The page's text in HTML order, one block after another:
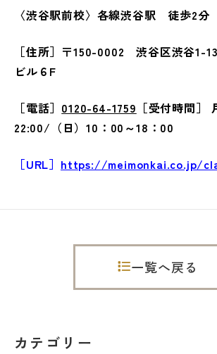
〈渋谷駅前校〉各線渋谷駅 徒歩2分
［住所］〒150-0002 渋谷区渋谷1-
ビル６F
［電話］ 0120-64-1759 ［受付時間］
22:00/（日）10：00～18：00
［URL］ https://meimonkai.co.jp/
一覧へ戻る
カテゴリー